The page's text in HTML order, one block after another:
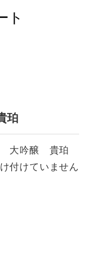
珀
大吟醸 貴珀
付けていません